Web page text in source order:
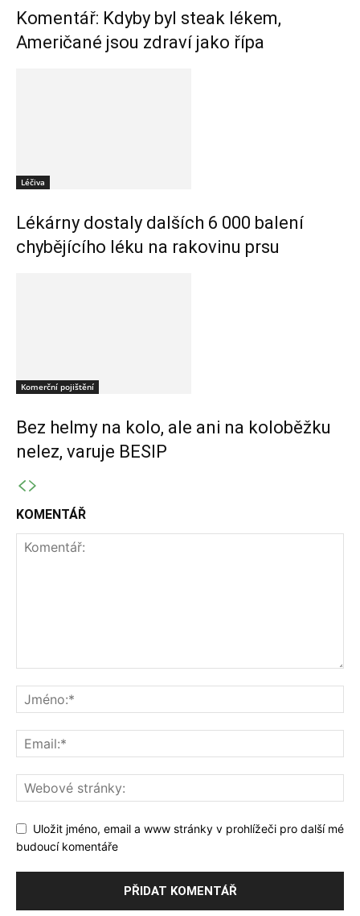
Komentář: Kdyby byl steak lékem,
Američané jsou zdraví jako řípa
Léčiva
Lékárny dostaly dalších 6 000 balení
chybějícího léku na rakovinu prsu
Komerční pojištění
Bez helmy na kolo, ale ani na koloběžku
nelez, varuje BESIP
KOMENTÁŘ
Uložit jméno, email a www stránky v prohlížeči pro další mé
budoucí komentáře